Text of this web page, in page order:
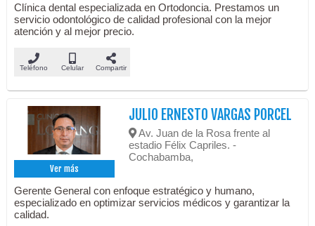
Clínica dental especializada en Ortodoncia. Prestamos un
servicio odontológico de calidad profesional con la mejor
atención y al mejor precio.
Teléfono Celular Compartir
Ver más
JULIO ERNESTO VARGAS PORCEL
Av. Juan de la Rosa frente al
estadio Félix Capriles. -
Cochabamba,
Gerente General con enfoque estratégico y humano,
especializado en optimizar servicios médicos y garantizar la
calidad.